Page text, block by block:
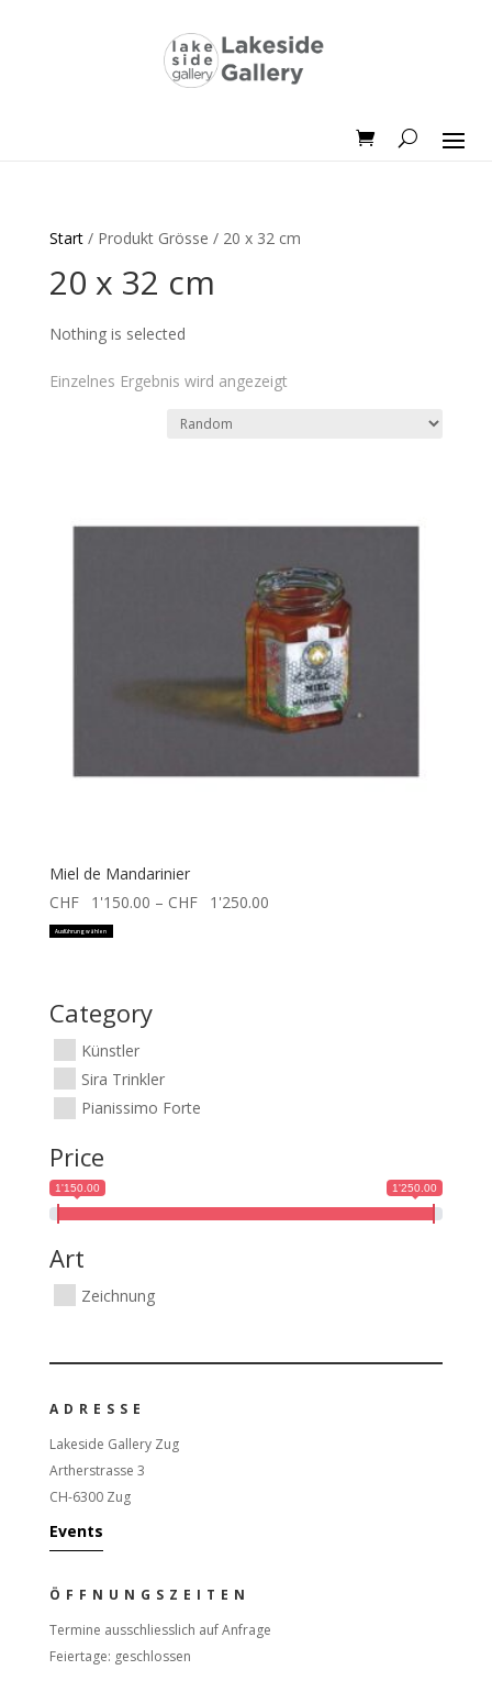
Start/ Produkt Grösse / 20 x 32 cm
20 x 32 cm
Nothing is selected
Einzelnes Ergebnis wird angezeigt
Miel de Mandarinier
CHF
1'150.00 – CHF 1'250.00
Ausführung wählen
Dieses
Varianten
auf.
Die
Optionen
Produktseite
Category
Künstler
Sira Trinkler
Pianissimo Forte
Price
1'150.00 1'250.00
Art
Zeichnung
ADRESSE
Lakeside Gallery Zug
Artherstrasse 3
CH-6300 Zug
Events
ÖFFNUNGSZEITEN
Termine ausschliesslich auf Anfrage
Feiertage: geschlossen